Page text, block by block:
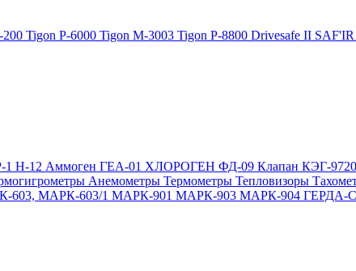
Tigon P-6000 Tigon M-3003 Tigon P-8800 Drivesafe II
1 Н-12 Аммоген ГЕА-01 ХЛОРОГЕН ФД-09 Клапан КЭГ-9720
Анемометры Термометры Тепловизоры
603, МАРК-603/1 МАРК-901 МАРК-903 МАРК-904 ГЕРДА-